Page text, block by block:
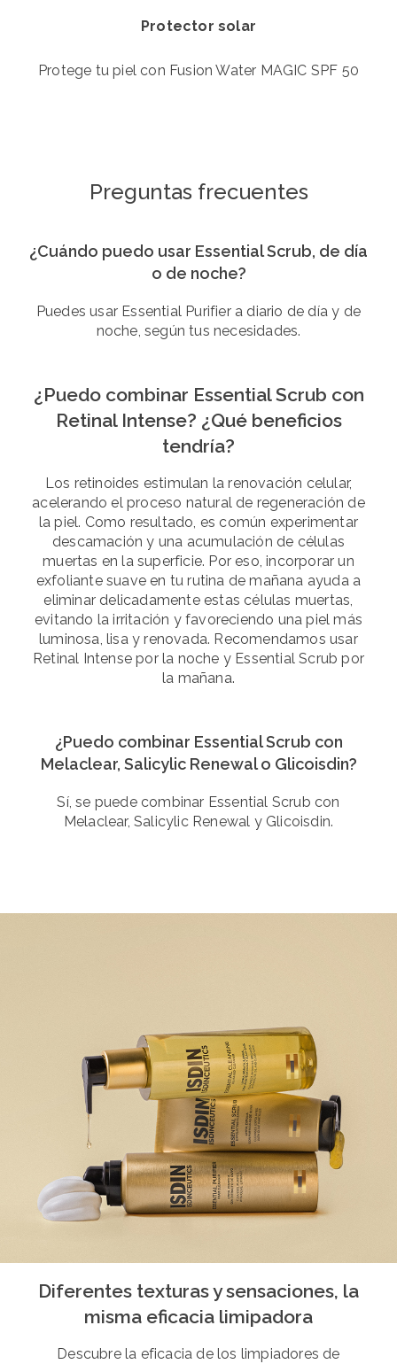
Protector solar
Protege tu piel con Fusion Water MAGIC SPF 50
Preguntas frecuentes
¿Cuándo puedo usar Essential Scrub, de día
o de noche?
Puedes usar Essential Purifier a diario de día y de
noche, según tus necesidades.
¿Puedo combinar Essential Scrub con
Retinal Intense? ¿Qué beneficios
tendría?
Los retinoides estimulan la renovación celular,
acelerando el proceso natural de regeneración de
la piel. Como resultado, es común experimentar
descamación y una acumulación de células
muertas en la superficie. Por eso, incorporar un
exfoliante suave en tu rutina de mañana ayuda a
eliminar delicadamente estas células muertas,
evitando la irritación y favoreciendo una piel más
luminosa, lisa y renovada. Recomendamos usar
Retinal Intense por la noche y Essential Scrub por
la mañana.
¿Puedo combinar Essential Scrub con
Melaclear, Salicylic Renewal o Glicoisdin?
Sí, se puede combinar Essential Scrub con
Melaclear, Salicylic Renewal y Glicoisdin.
Diferentes texturas y sensaciones, la
misma eficacia limipadora
Descubre la eficacia de los limpiadores de